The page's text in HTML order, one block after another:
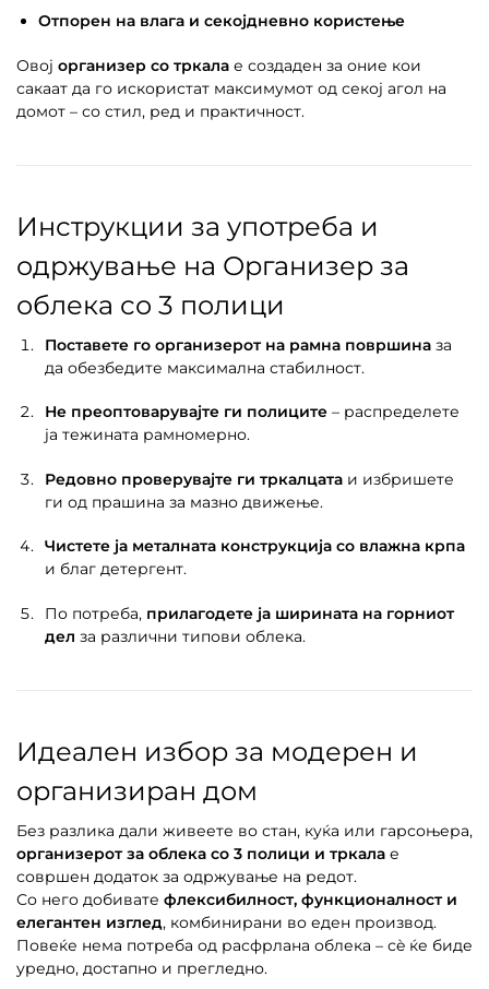
Отпорен на влага и секојдневно користење
Овој организер со тркала е создаден за оние кои
сакаат да го искористат максимумот од секој агол на
домот – со стил, ред и практичност.
Инструкции за употреба и
одржување на Организер за
облека со 3 полици
Поставете го организерот на рамна површина за
да обезбедите максимална стабилност.
Не преоптоварувајте ги полиците – распределете
ја тежината рамномерно.
Редовно проверувајте ги тркалцата и избришете
ги од прашина за мазно движење.
Чистете ја металната конструкција со влажна крпа
и благ детергент.
По потреба, прилагодете ја ширината на горниот
дел за различни типови облека.
Идеален избор за модерен и
организиран дом
Без разлика дали живеете во стан, куќа или гарсоњера,
организерот за облека со 3 полици и тркала е
совршен додаток за одржување на редот.
Со него добивате флексибилност, функционалност и
елегантен изглед, комбинирани во еден производ.
Повеќе нема потреба од расфрлана облека – сè ќе биде
уредно, достапно и прегледно.